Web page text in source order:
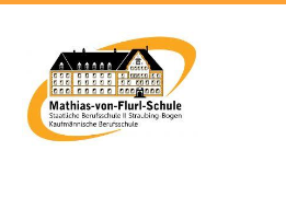
Zum
springen